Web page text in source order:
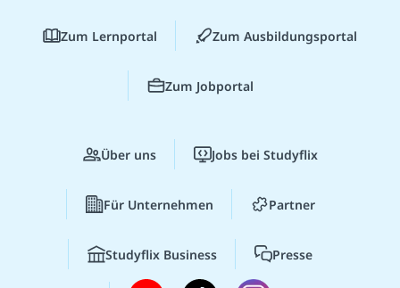
Zum Lernportal Zum Ausbildungsportal
Zum Jobportal
Über uns Jobs bei Studyflix
Für Unternehmen Partner
Studyflix Business Presse